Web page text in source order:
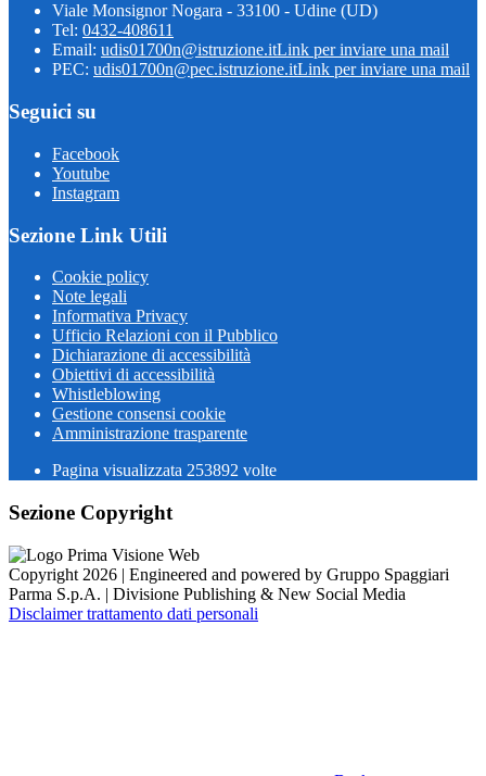
Viale Monsignor Nogara - 33100 - Udine (UD)
Tel: 0432-408611
Email: udis01700n@istruzione.itLink per inviare una mail
PEC: udis01700n@pec.istruzione.itLink per inviare una mail
Seguici su
Facebook
Youtube
Instagram
Sezione Link Utili
Cookie policy
Note legali
Informativa Privacy
Ufficio Relazioni con il Pubblico
Dichiarazione di accessibilità
Obiettivi di accessibilità
Whistleblowing
Gestione consensi cookie
Amministrazione trasparente
Pagina visualizzata 253892 volte
Sezione Copyright
Copyright 2026 | Engineered and powered by Gruppo Spaggiari
Parma S.p.A. | Divisione Publishing & New Social Media
Disclaimer trattamento dati personali